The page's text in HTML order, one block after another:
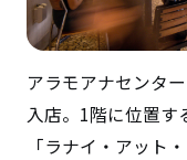
アラモアナセンタ
入店。1階に位置す
「ラナイ・アット